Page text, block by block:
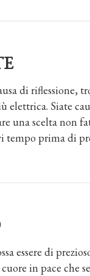
di riflessione,
elettrica. Siate
una scelta non
tempo prima di
essere di
in pace che